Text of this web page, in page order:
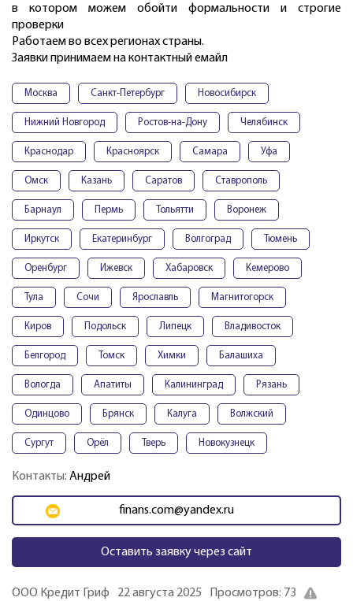
в котором можем обойти формальности и строгие
проверки
Работаем во всех регионах страны.
Заявки принимаем на контактный емайл
Москва Санкт-Петербург Новосибирск
Нижний Новгород Ростов-на-Дону Челябинск
Краснодар Красноярск Самара Уфа
Омск Казань Саратов Ставрополь
Барнаул Пермь Тольятти Воронеж
Иркутск Екатеринбург Волгоград Тюмень
Оренбург Ижевск Хабаровск Кемерово
Тула Сочи Ярославль Магнитогорск
Киров Подольск Липецк Владивосток
Белгород Томск Химки Балашиха
Вологда Апатиты Калининград Рязань
Одинцово Брянск Калуга Волжский
Сургут Орёл Тверь Новокузнецк
Контакты: Андрей
finans.com@yandex.ru
Оставить заявку через сайт
ООО Кредит Гриф 22 августа 2025 Просмотров: 73